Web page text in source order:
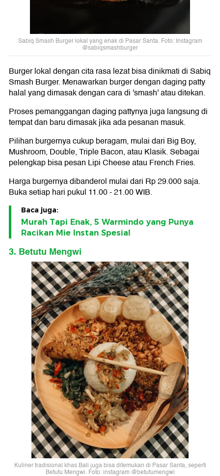
Sabiq Smash Burger lokal yang enak di Pasar Santa. Foto: Instagram
@sabiqsmashburger
Burger lokal dengan cita rasa lezat bisa dinikmati di Sabiq
Smash Burger. Menawarkan burger dengan daging patty
halal yang dimasak dengan cara di 'smash' atau ditekan.
Proses pemanggangan daging pattynya juga langsung di
tempat dan baru dimasak jika ada pesanan masuk.
Pilihan burgernya cukup beragam, mulai dari Big Boy,
Mushroom, Double, Triple Bacon, atau Klasik. Sebagai
pelengkap bisa pesan Lipi Cheese atau French Fries.
Harga burgernya dibanderol mulai dari Rp 29.000 saja.
Buka setiap hari pukul 11.00 - 21.00 WIB.
Baca juga:
Murah Tapi Enak, 5 Warmindo yang Punya
Racikan Mie Instan Spesial
3. Betutu Mengwi
Kuliner tradisional khas Bali juga bisa ditemukan di Pasar Santa, seperti
Betutu Mengwi. Foto: instagram @betutumengwi